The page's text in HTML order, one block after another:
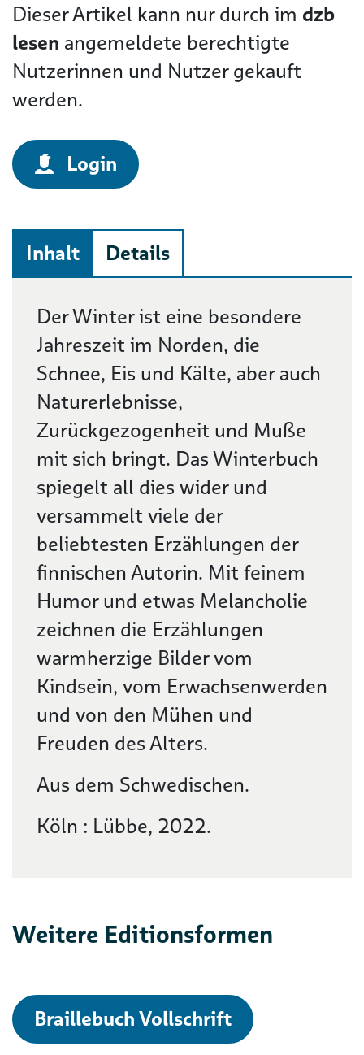
Dieser Artikel kann nur durch im dzb
lesen angemeldete berechtigte
Nutzerinnen und Nutzer gekauft
werden.
Login
Inhalt Details
Beschreibung
Der Winter ist eine besondere
Jahreszeit im Norden, die
Schnee, Eis und Kälte, aber auch
Naturerlebnisse,
Zurückgezogenheit und Muße
mit sich bringt. Das Winterbuch
spiegelt all dies wider und
versammelt viele der
beliebtesten Erzählungen der
finnischen Autorin. Mit feinem
Humor und etwas Melancholie
zeichnen die Erzählungen
warmherzige Bilder vom
Kindsein, vom Erwachsenwerden
und von den Mühen und
Freuden des Alters.
Aus dem Schwedischen.
Köln : Lübbe, 2022.
Weitere Editionsformen
Braillebuch Vollschrift